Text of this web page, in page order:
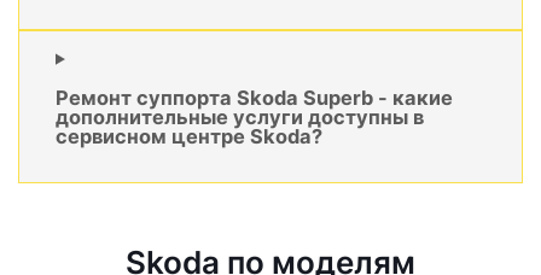
Ремонт суппорта Skoda Superb - какие
дополнительные услуги доступны в
сервисном центре Skoda?
Skoda по моделям